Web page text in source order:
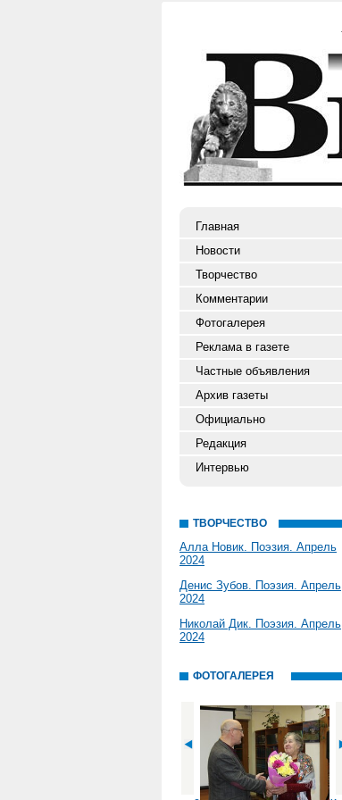
Главная
Новости
Творчество
Комментарии
Фотогалерея
Реклама в газете
Частные объявления
Архив газеты
Официально
Редакция
Интервью
ТВОРЧЕСТВО
Алла Новик. Поэзия. Апрель
2024
Денис Зубов. Поэзия. Апрель
2024
Николай Дик. Поэзия. Апрель
2024
ФОТОГАЛЕРЕЯ